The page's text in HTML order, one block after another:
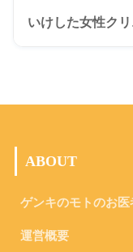
いけした女性クリ
ABOUT
ゲンキのモトのお医
運営概要